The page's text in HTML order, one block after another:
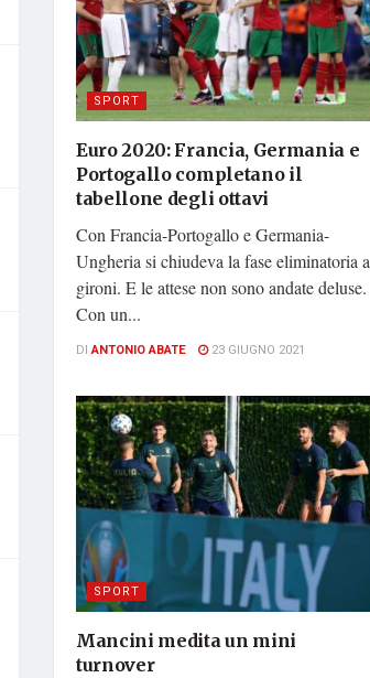
SPORT
Euro 2020: Francia, Germania e
Portogallo completano il
tabellone degli ottavi
Con Francia-Portogallo e Germania-
Ungheria si chiudeva la fase eliminatoria a
gironi. E le attese non sono andate deluse.
Con un...
DI ANTONIO ABATE 23 GIUGNO 2021
SPORT
Mancini medita un mini
turnover